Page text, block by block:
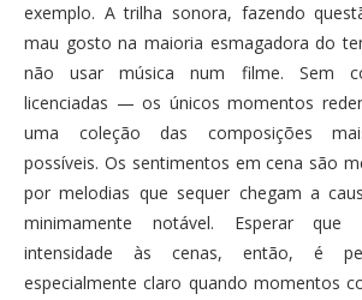
exemplo. A trilha sonora, fazendo
mau gosto na maioria esmagadora do
não usar música num filme. Sem
licenciadas — os únicos momentos
uma coleção das composições
possíveis. Os sentimentos em cena são
por melodias que sequer chegam a
minimamente notável. Esperar que
intensidade às cenas, então, é
especialmente claro quando momentos